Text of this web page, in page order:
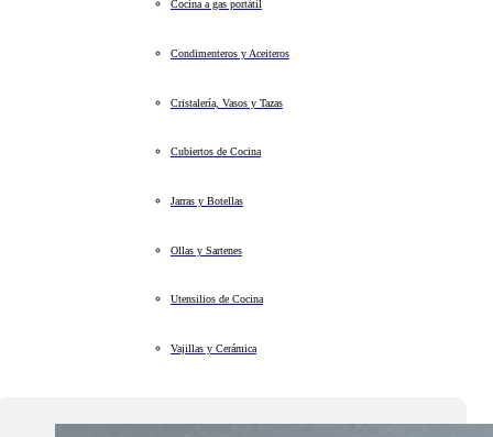
Cocina a gas portátil
Condimenteros y Aceiteros
Cristalería, Vasos y Tazas
Cubiertos de Cocina
Jarras y Botellas
Ollas y Sartenes
Utensilios de Cocina
Vajillas y Cerámica